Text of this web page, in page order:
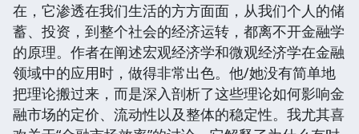
在，它渗透在我们生活的方方面面，从我们个人的储
蓄、投资，到整个社会的经济运转，都离不开金融学
的原理。作者在阐述宏观经济学和微观经济学在金融
领域中的应用时，做得非常出色。他/她没有简单地
把理论搬过来，而是深入剖析了这些理论如何影响金
融市场的定价、流动性以及整体的稳定性。我尤其喜